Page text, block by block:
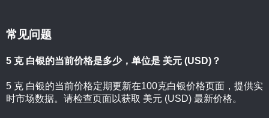
常见问题
5 克 白银的当前价格是多少，单位是 美元 (USD)？
5 克 白银的当前价格定期更新在100克白银价格页面，提供实
时市场数据。请检查页面以获取 美元 (USD) 最新价格。